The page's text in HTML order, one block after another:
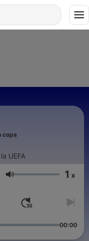
copa
UEFA
Volumen 1 x
00:00